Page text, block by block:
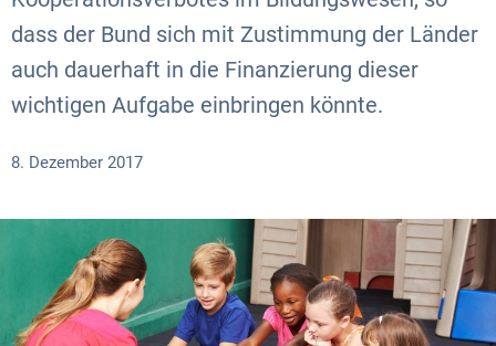
dass der Bund sich mit Zustimmung der Länder
auch dauerhaft in die Finanzierung dieser
wichtigen Aufgabe einbringen könnte.
8. Dezember 2017